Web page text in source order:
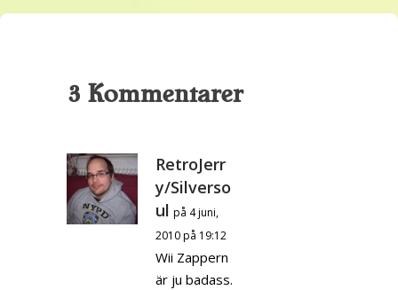
3 Kommentarer
RetroJerr
y/Silverso
ul på 4 juni,
2010 på 19:12
Wii Zappern
är ju badass.